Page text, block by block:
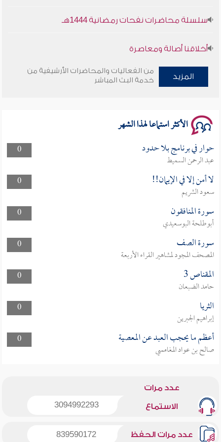
أخلاقنا أصالة ومعاصرة
وأمنهم من خوف 9
المزيد
من الفعاليات والمحاضرات الأرشيفية من
خدمة البث المباشر
الأكثر استماعا لهذا الشهر
0 حوار في برنامج بلا حدود
عبد الرحمن السميط
0
لا أمن إلا في الإيمان!!
سعود الشريم
0
سورة المنافقون
أبوطلحة البوسعيدي
0
سورة الصف
المصحف المجود لمشاهير القراء الأربعة
0
المقناص 3
حامد الضبعان
0
الثريا
إبراهيم الجبرين
0
أعظم ما يحجب العبد عن المعصية
صالح بن عواد المغامسي
عدد مرات
الاستماع 3094992293
عدد مرات الحفظ 839590172